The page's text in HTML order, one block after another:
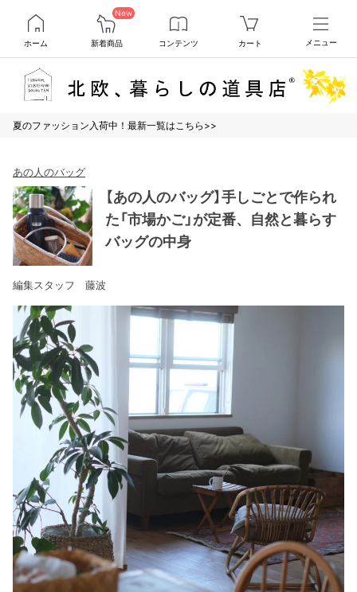
ホーム
New
新着商品 コンテンツ カート メニュー
夏のファッション入荷中！最新一覧はこちら>>
あの人のバッグ
【あの人のバッグ】手しごとで作られ
た「市場かご」が定番、自然と暮らす
バッグの中身
編集スタッフ 藤波